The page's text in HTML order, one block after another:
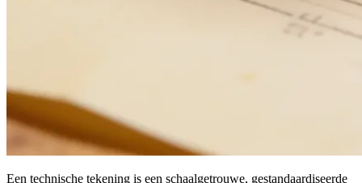
Een technische tekening is een schaalgetrouwe, gestandaardiseerde